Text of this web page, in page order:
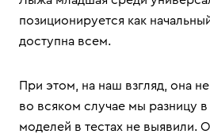
позиционируется как
доступна всем.
При этом, на наш взгляд, она
во всяком случае мы разницу
моделей в тестах не выявили.